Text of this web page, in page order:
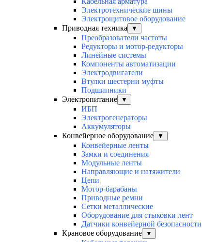
Электротехнические шины
Электрощитовое оборудование
Приводная техника
▼
Преобразователи частоты
Редукторы и мотор-редукторы
Линейные системы
Компоненты автоматизации
Электродвигатели
Втулки шестерни муфты
Подшипники
Электропитание
▼
ИБП
Электрогенераторы
Аккумуляторы
Конвейерное оборудование
▼
Конвейерные ленты
Замки и соединения
Модульные ленты
Направляющие и натяжители
Цепи
Мотор-барабаны
Приводные ремни
Сетки металлические
Оборудование для стыковки лент
Датчики конвейерной безопасности
Крановое оборудование
▼